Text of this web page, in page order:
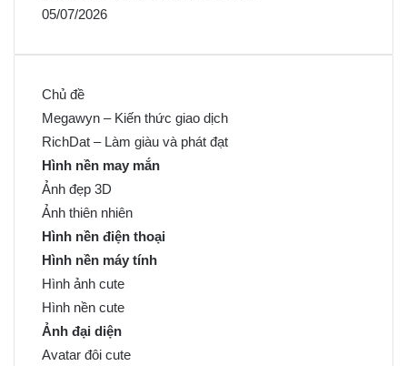
05/07/2026
Chủ đề
Megawyn – Kiến thức giao dịch
RichDat – Làm giàu và phát đạt
Hình nền may mắn
Ảnh đẹp 3D
Ảnh thiên nhiên
Hình nền điện thoại
Hình nền máy tính
Hình ảnh cute
Hình nền cute
Ảnh đại diện
Avatar đôi cute